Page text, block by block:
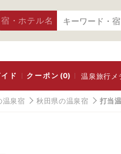
宿・ホテル名
ド クーポン(0) 温泉旅行メ
温泉宿 秋田県の温泉宿 打当